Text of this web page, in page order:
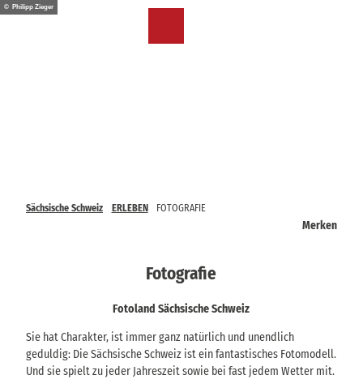
Z© Philipp Zieger
Sächsische Schweiz ERLEBEN FOTOGRAFIE
Merken
Fotografie
Fotoland Sächsische Schweiz
Sie hat Charakter, ist immer ganz natürlich und unendlich
geduldig: Die Sächsische Schweiz ist ein fantastisches Fotomodell.
Und sie spielt zu jeder Jahreszeit sowie bei fast jedem Wetter mit.